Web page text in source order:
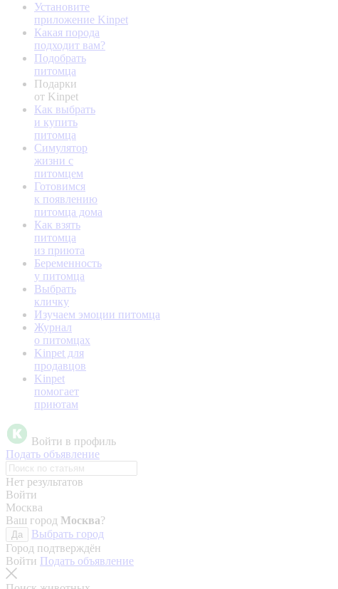
Установите
приложение Kinpet
Какая порода
подходит вам?
Подобрать
питомца
Подарки
от Kinpet
Как выбрать
и купить
питомца
Симулятор
жизни с
питомцем
Готовимся
к появлению
питомца дома
Как взять
питомца
из приюта
Беременность
у питомца
Выбрать
кличку
Изучаем эмоции питомца
Журнал
о питомцах
Kinpet для
продавцов
Kinpet
помогает
приютам
Войти в профиль
Подать объявление
Нет результатов
Войти
Москва
Ваш город Москва?
Да
Выбрать город
Город подтверждён
Войти Подать объявление